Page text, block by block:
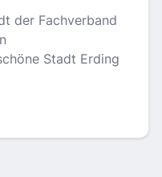
der Fachverband
Stadt Erding